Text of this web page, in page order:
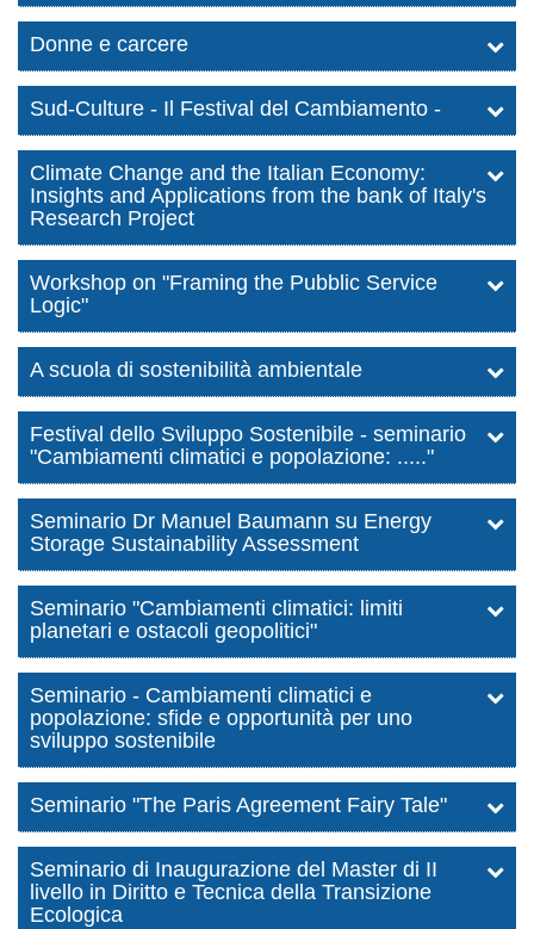
Donne e carcere
Sud-Culture - Il Festival del Cambiamento -
Climate Change and the Italian Economy:
Insights and Applications from the bank of Italy's
Research Project
Workshop on "Framing the Pubblic Service
Logic"
A scuola di sostenibilità ambientale
Festival dello Sviluppo Sostenibile - seminario
"Cambiamenti climatici e popolazione: ....."
Seminario Dr Manuel Baumann su Energy
Storage Sustainability Assessment
Seminario "Cambiamenti climatici: limiti
planetari e ostacoli geopolitici"
Seminario - Cambiamenti climatici e
popolazione: sfide e opportunità per uno
sviluppo sostenibile
Seminario "The Paris Agreement Fairy Tale"
Seminario di Inaugurazione del Master di II
livello in Diritto e Tecnica della Transizione
Ecologica